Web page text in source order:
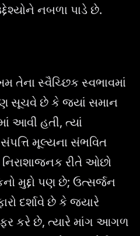
નબળા પાડે છે.
સ્વૈચ્છિક સ્વભાવમાં
સૂચવે છે કે જ્યાં સમાન
આવી હતી, ત્યાં
મૂલ્યના સંભવિત
રીતે ઓછો
મુદ્દો પણ છે; ઉત્સર્જન
દર્શાવે છે કે જ્યારે
કરે છે, ત્યારે માંગ આગળ